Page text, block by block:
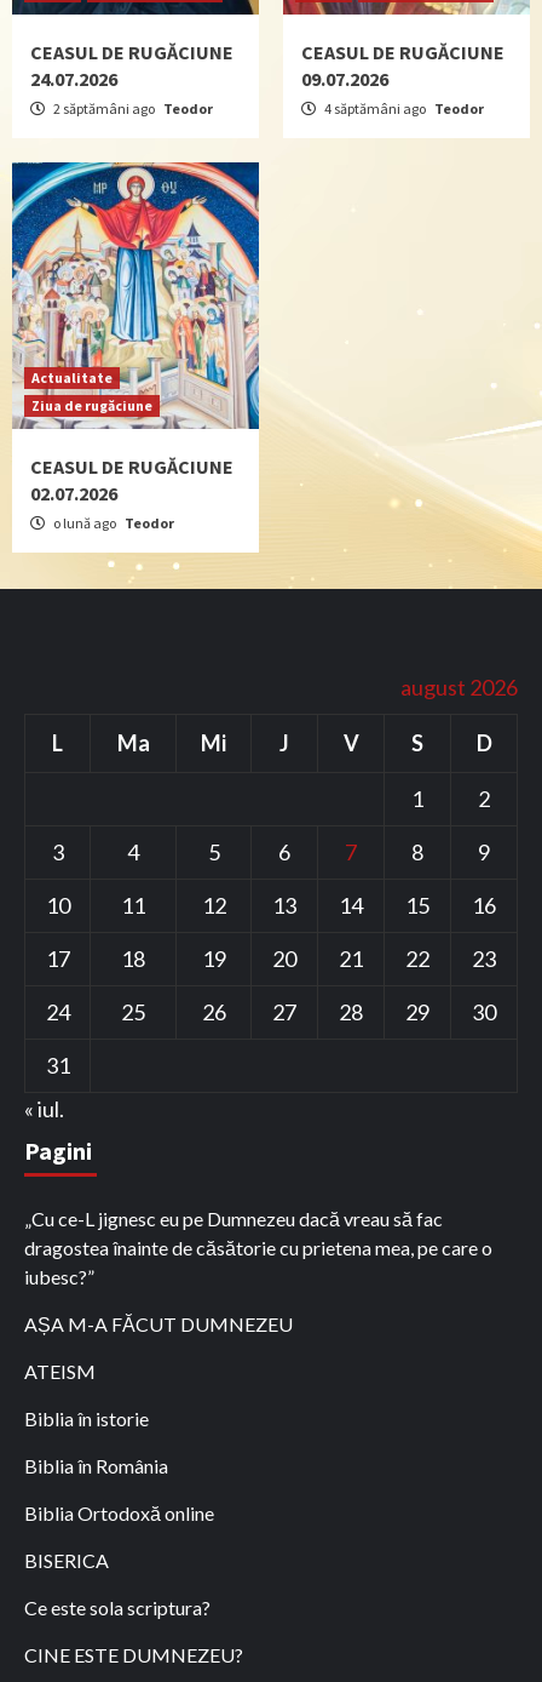
CEASUL DE RUGĂCIUNE
24.07.2026
2 săptămâni ago Teodor
CEASUL DE RUGĂCIUNE
09.07.2026
4 săptămâni ago Teodor
Actualitate
Ziua de rugăciune
CEASUL DE RUGĂCIUNE
02.07.2026
o lună ago Teodor
august 2026
L Ma Mi J V S D
1
2
3
4 5 6 7 8
9
10
11 12 13 14 15
16
17
18 19 20 21 22
23
24
25 26 27 28 29
30
31
« iul.
Pagini
„Cu ce-L jignesc eu pe Dumnezeu dacă vreau să fac
dragostea înainte de căsătorie cu prietena mea, pe care o
iubesc?”
AȘA M-A FĂCUT DUMNEZEU
ATEISM
Biblia în istorie
Biblia în România
Biblia Ortodoxă online
BISERICA
Ce este sola scriptura?
CINE ESTE DUMNEZEU?